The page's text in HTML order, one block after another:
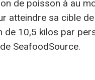
de poisson à au
atteindre sa cible
de 10,5 kilos par
SeafoodSource.